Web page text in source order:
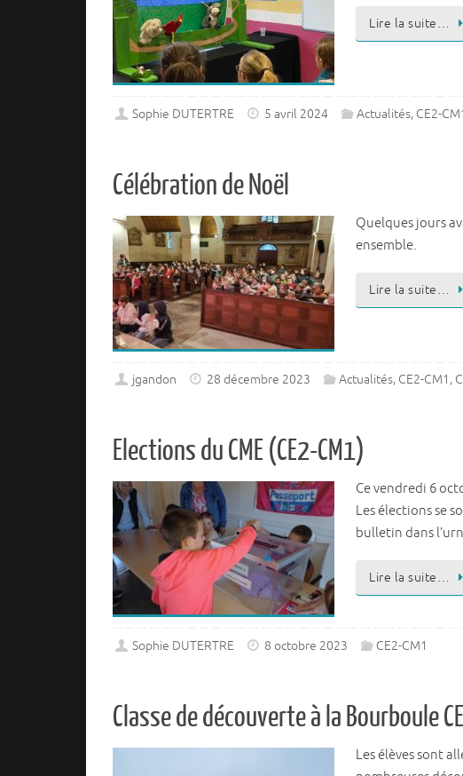
Lire la suite…
Sophie DUTERTRE 5 avril 2024 Actualités, CE2-
Célébration de Noël
Quelques jours
ensemble.
Lire la suite…
jgandon 28 décembre 2023 Actualités, CE2-CM1 ,
Elections du CME (CE2-CM1)
Ce vendredi 6
Les élections se
bulletin dans
Lire la suite…
Sophie DUTERTRE 8 octobre 2023 CE2-CM1
Classe de découverte à la Bourboule
Les élèves sont